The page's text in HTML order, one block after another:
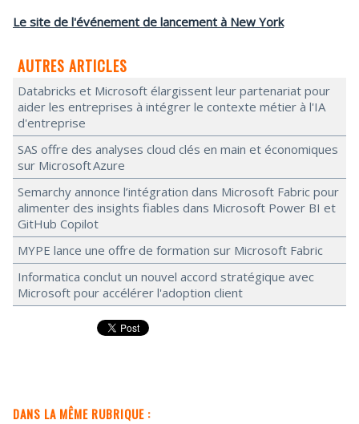
Le site de l'événement de lancement à New York
AUTRES ARTICLES
Databricks et Microsoft élargissent leur partenariat pour
aider les entreprises à intégrer le contexte métier à l'IA
d'entreprise
SAS offre des analyses cloud clés en main et économiques
sur Microsoft Azure
Semarchy annonce l’intégration dans Microsoft Fabric pour
alimenter des insights fiables dans Microsoft Power BI et
GitHub Copilot
MYPE lance une offre de formation sur Microsoft Fabric
Informatica conclut un nouvel accord stratégique avec
Microsoft pour accélérer l'adoption client
DANS LA MÊME RUBRIQUE :